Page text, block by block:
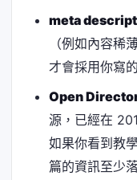
meta
（例如內容稀
才會採用你寫
Open
源，已經在
如果你看到教
篇的資訊至少